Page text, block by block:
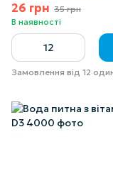
26 грн 35 грн
В наявності
Замовлення від 12